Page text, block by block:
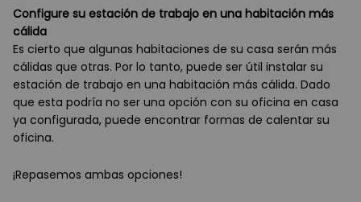
Configure su estación de trabajo en una habitación más
cálida
Es cierto que algunas habitaciones de su casa serán más
cálidas que otras. Por lo tanto, puede ser útil instalar su
estación de trabajo en una habitación más cálida. Dado
que esta podría no ser una opción con su oficina en casa
ya configurada, puede encontrar formas de calentar su
oficina.
¡Repasemos ambas opciones!